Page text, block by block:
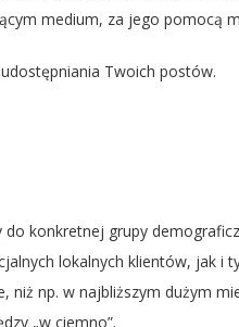
medium, za jego pomocą
Twoich postów.
konkretnej grupy
lokalnych klientów, jak i
np. w najbliższym dużym
„w ciemno”.